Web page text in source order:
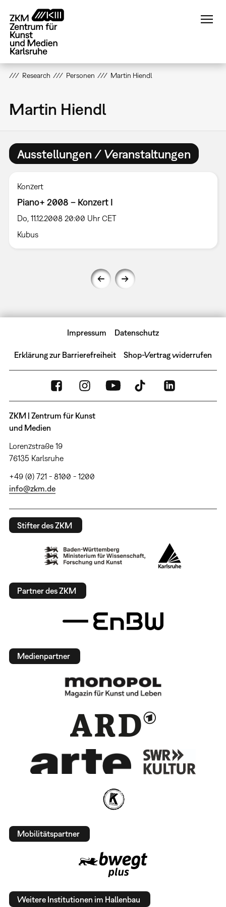
zum
Inhalt
Research Personen Martin Hiendl
Martin Hiendl
Ausstellungen / Veranstaltungen
Konzert
Piano+ 2008 – Konzert I
Do, 11.12.2008 20:00 Uhr CET
Kubus
Impressum Datenschutz
Erklärung zur Barrierefreiheit Shop-Vertrag widerrufen
ZKM | Zentrum für Kunst
und Medien
Lorenzstraße 19
76135 Karlsruhe
+49 (0) 721 - 8100 - 1200
info@zkm.de
Stifter des ZKM
Partner des ZKM
Medienpartner
Mobilitätspartner
Weitere Institutionen im Hallenbau